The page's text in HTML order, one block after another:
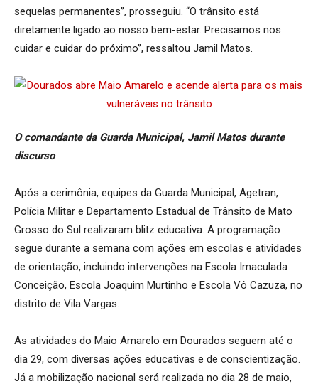
sequelas permanentes”, prosseguiu. “O trânsito está
diretamente ligado ao nosso bem-estar. Precisamos nos
cuidar e cuidar do próximo”, ressaltou Jamil Matos.
O comandante da Guarda Municipal, Jamil Matos durante
discurso
Após a cerimônia, equipes da Guarda Municipal, Agetran,
Polícia Militar e Departamento Estadual de Trânsito de Mato
Grosso do Sul realizaram blitz educativa. A programação
segue durante a semana com ações em escolas e atividades
de orientação, incluindo intervenções na Escola Imaculada
Conceição, Escola Joaquim Murtinho e Escola Vô Cazuza, no
distrito de Vila Vargas.
As atividades do Maio Amarelo em Dourados seguem até o
dia 29, com diversas ações educativas e de conscientização.
Já a mobilização nacional será realizada no dia 28 de maio,